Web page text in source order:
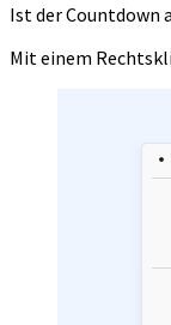
Ist der Countdown
Mit einem